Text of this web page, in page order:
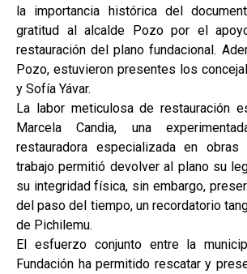
la importancia histórica del
gratitud al alcalde Pozo por el
restauración del plano fundacional.
Pozo, estuvieron presentes los
y Sofía Yávar.
La labor meticulosa de restauración
Marcela Candia, una
restauradora especializada en
trabajo permitió devolver al plano su
su integridad física, sin embargo,
del paso del tiempo, un recordatorio
de Pichilemu.
El esfuerzo conjunto entre la
Fundación ha permitido rescatar y